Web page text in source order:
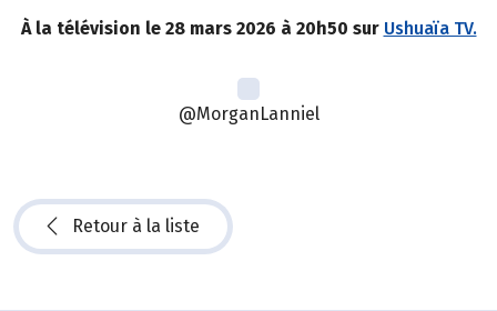
À la télévision le 28 mars 2026 à 20h50 sur Ushuaïa TV.
@MorganLanniel
Retour à la liste